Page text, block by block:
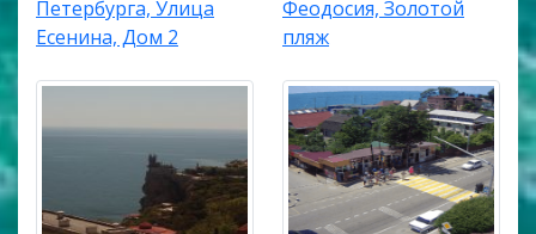
Петербурга, Улица
Есенина, Дом 2
Феодосия, Золотой
пляж